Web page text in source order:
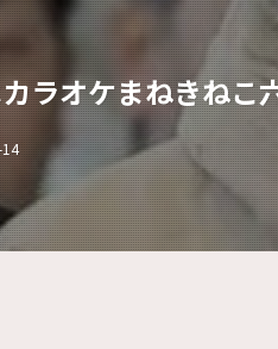
ラオケまねきねこ